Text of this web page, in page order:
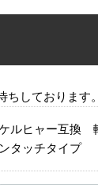
しております。
ルヒャー互換
ンタッチタイプ